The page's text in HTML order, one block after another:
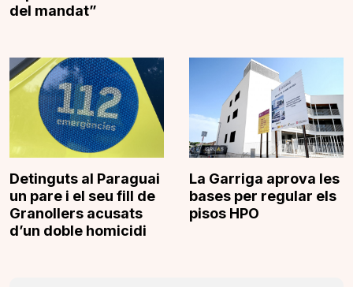
del mandat”
Detinguts al Paraguai
un pare i el seu fill de
Granollers acusats
d’un doble homicidi
La Garriga aprova les
bases per regular els
pisos HPO